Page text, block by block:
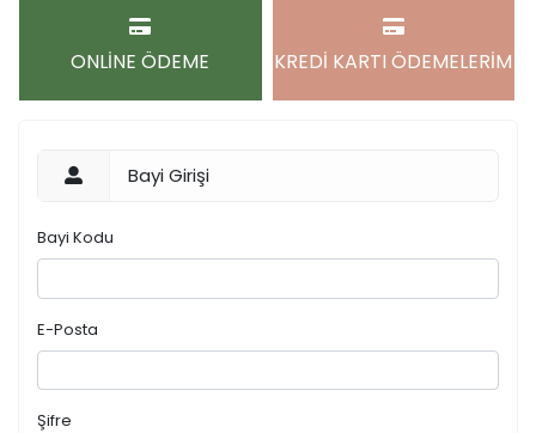
ONLİNE ÖDEME KREDİ KARTI ÖDEMELERİM
Bayi Girişi
Bayi Kodu
E-Posta
Şifre